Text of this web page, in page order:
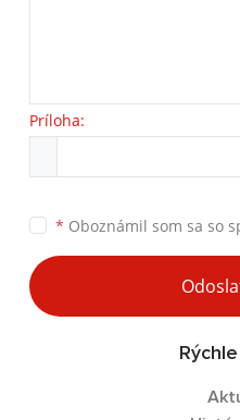
Príloha:
* Oboznámil som sa so